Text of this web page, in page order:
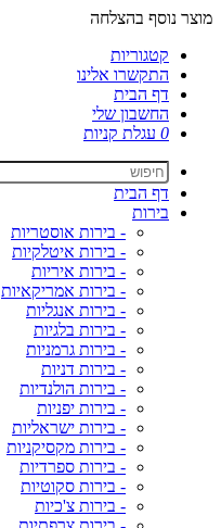
מוצר נוסף בהצלחה
קטגוריות
התקשרו אלינו
דף הבית
החשבון שלי
0 עגלת קניות
דף הבית
בירות
- בירות אוסטריות
- בירות איטלקיות
- בירות איריות
- בירות אמריקאיות
- בירות אנגליות
- בירות בלגיות
- בירות גרמניות
- בירות דניות
- בירות הולנדיות
- בירות יפניות
- בירות ישראליות
- בירות מקסיקניות
- בירות ספרדיות
- בירות סקוטיות
- בירות צ'כיות